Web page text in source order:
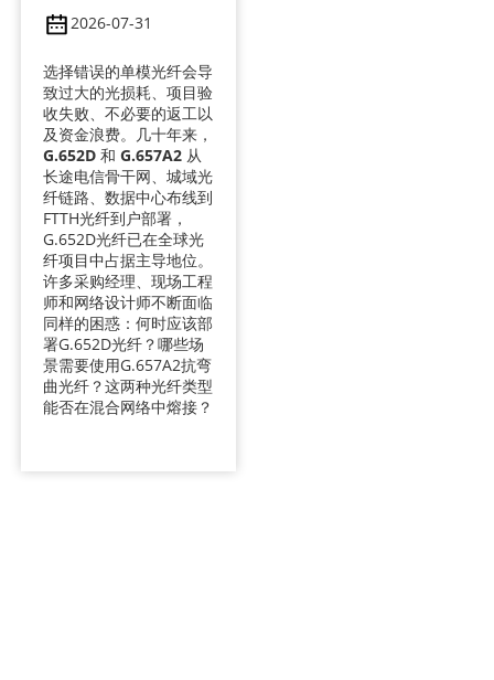
2026-07-31
选择错误的单模光纤会导
致过大的光损耗、项目验
收失败、不必要的返工以
及资金浪费。几十年来，
G.652D和 G.657A2从
长途电信骨干网、城域光
纤链路、数据中心布线到
FTTH光纤到户部署，
G.652D光纤已在全球光
纤项目中占据主导地位。
许多采购经理、现场工程
师和网络设计师不断面临
同样的困惑：何时应该部
署G.652D光纤？哪些场
景需要使用G.657A2抗弯
曲光纤？这两种光纤类型
能否在混合网络中熔接？